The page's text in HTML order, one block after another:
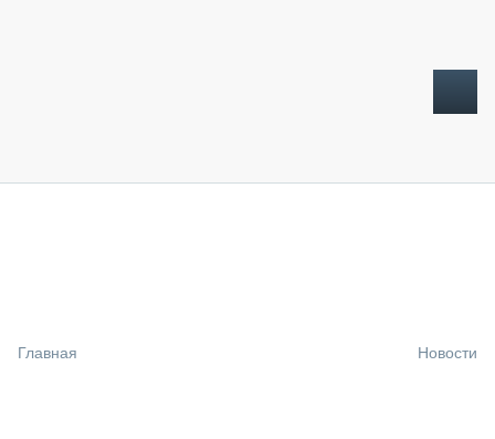
Главная Новости